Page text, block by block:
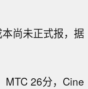
尚未正式报，据
MTC 26分，Cine